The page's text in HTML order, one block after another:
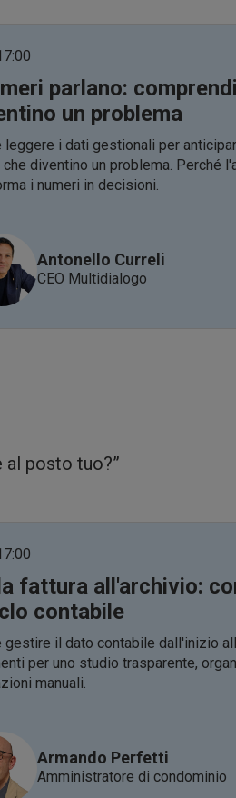
parlano:
un problema
leggere i dati gestionali per
che diventino un problema. Perché
i numeri in decisioni.
Antonello Curreli
CEO Multidialogo
al posto tuo?”
fattura all'archivio:
contabile
gestire il dato contabile dall'inizio
per uno studio trasparente,
manuali.
Armando Perfetti
Amministratore di condominio